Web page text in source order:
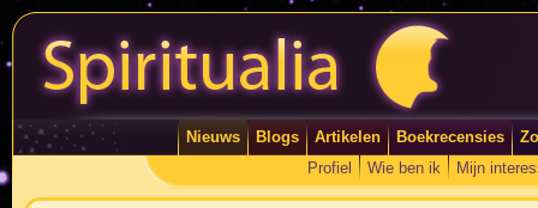
Nieuws Blogs Artikelen Boekrecensies
Profiel
Wie ben ik Mijn